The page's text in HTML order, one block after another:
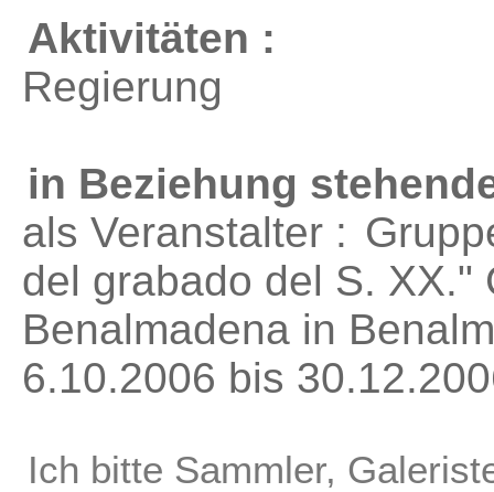
Aktivitäten :
Regierung
in Beziehung
als Veranstalter :
del grabado del S. XX."
Benalmadena in
6.10.2006 bis
Ich bitte Sammler,